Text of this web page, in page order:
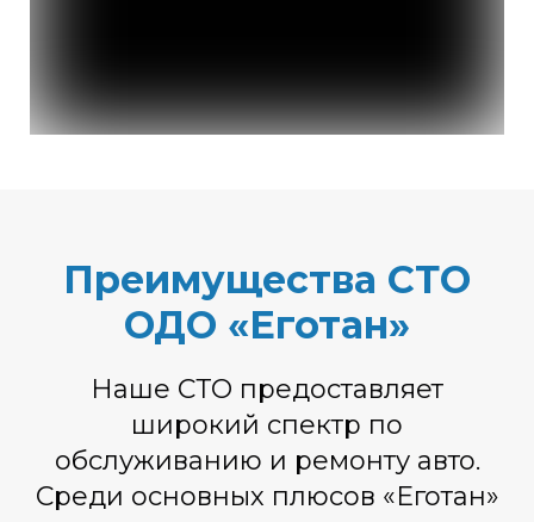
Преимущества СТО
ОДО «Еготан»
Наше СТО предоставляет
широкий спектр по
обслуживанию и ремонту авто.
Среди основных плюсов «Еготан»